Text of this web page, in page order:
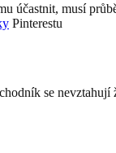
účastnit, musí
Pinterestu
se nevztahují